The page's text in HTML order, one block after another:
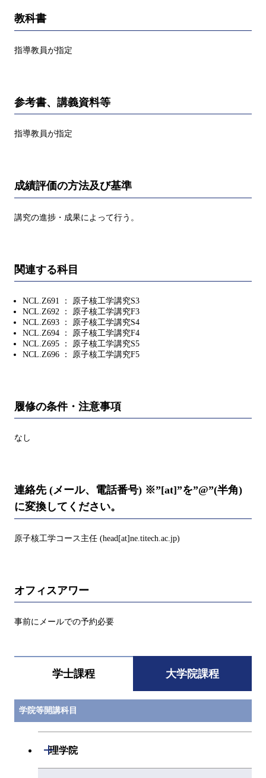
教科書
指導教員が指定
参考書、講義資料等
指導教員が指定
成績評価の方法及び基準
講究の進捗・成果によって行う。
関連する科目
NCL.Z691 ： 原子核工学講究S3
NCL.Z692 ： 原子核工学講究F3
NCL.Z693 ： 原子核工学講究S4
NCL.Z694 ： 原子核工学講究F4
NCL.Z695 ： 原子核工学講究S5
NCL.Z696 ： 原子核工学講究F5
履修の条件・注意事項
なし
連絡先 (メール、電話番号) ※”[at]”を”@”(半角)
に変換してください。
原子核工学コース主任 (head[at]ne.titech.ac.jp)
オフィスアワー
事前にメールでの予約必要
学士課程 大学院課程
学院等開講科目
理学院
開閉